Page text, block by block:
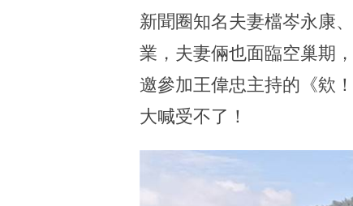
新聞圈知名夫妻檔岑永康
業，夫妻倆也面臨空巢期
邀參加王偉忠主持的《欸
大喊受不了！